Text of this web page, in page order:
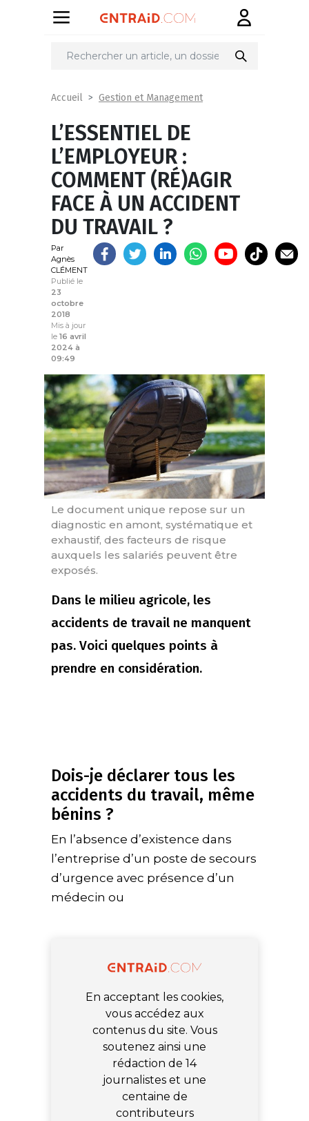
Partager
Accueil Gestion et Management
L’ESSENTIEL DE
L’EMPLOYEUR :
COMMENT (RÉ)AGIR
FACE À UN ACCIDENT
DU TRAVAIL ?
Par
Agnès
CLÉMENT
Publié le
23
octobre
2018
Mis à jour
le 16 avril
2024 à
09:49
Le document unique repose sur un
diagnostic en amont, systématique et
exhaustif, des facteurs de risque
auxquels les salariés peuvent être
exposés.
Dans le milieu agricole, les
accidents de travail ne manquent
pas. Voici quelques points à
prendre en considération.
Dois-je déclarer tous les
accidents du travail, même
bénins ?
En l’absence d’existence dans
l’entreprise d’un poste de secours
d’urgence avec présence d’un
médecin ou
En acceptant les cookies,
vous accédez aux
contenus du site. Vous
soutenez ainsi une
rédaction de 14
journalistes et une
centaine de
contributeurs